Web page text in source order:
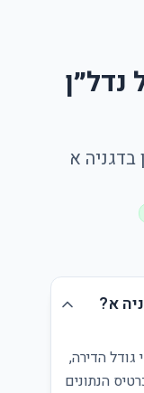
א
א?
גודל הדירה,
הנתונים